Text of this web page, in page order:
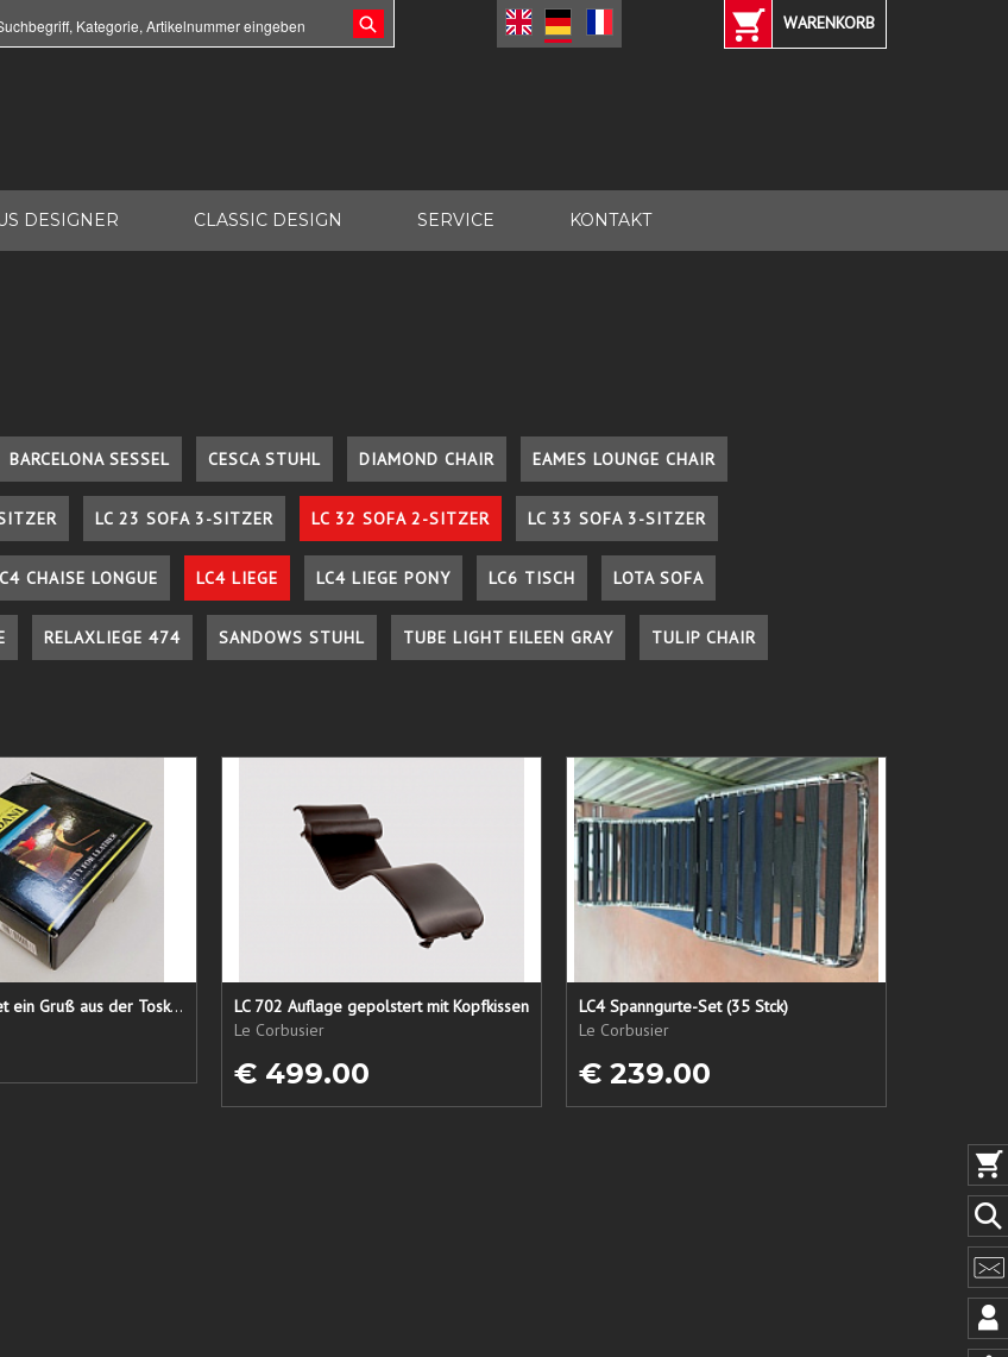
WARENKORB
DESIGNER CLASSIC DESIGN SERVICE KONTAKT
BARCELONA SESSEL CESCA STUHL DIAMOND CHAIR EAMES LOUNGE CHAIR
LC 23 SOFA 3-SITZER LC 32 SOFA 2-SITZER LC 33 SOFA 3-SITZER
CHAISE LONGUE LC4 LIEGE LC4 LIEGE PONY LC6 TISCH LOTA SOFA
RELAXLIEGE 474 SANDOWS STUHL TUBE LIGHT EILEEN GRAY TULIP CHAIR
Lederpflege-Set ein Gruß aus der Toskana...
LC 702 Auflage gepolstert mit Kopfkissen
Le Corbusier
€ 499.00
LC4 Spanngurte-Set (35 Stck)
Le Corbusier
€ 239.00